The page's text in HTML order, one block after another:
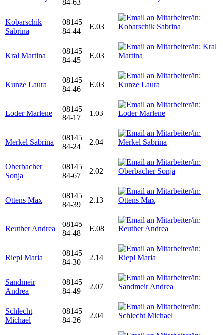
84-63
Kobarschik
Sabrina
08145
84-44
E.03
Kral Martina
08145
84-45
E.03
Kunze Laura
08145
84-46
E.03
Loder Marlene
08145
84-17
1.03
Merkel Sabrina
08145
84-24
2.04
Oberbacher
Sonja
08145
84-67
2.02
Ottens Max
08145
84-39
2.13
Reuther Andrea
08145
84-48
E.08
Riepl Maria
08145
84-30
2.14
Sandmeir
Andrea
08145
84-49
2.07
Schlecht
Michael
08145
84-26
2.04